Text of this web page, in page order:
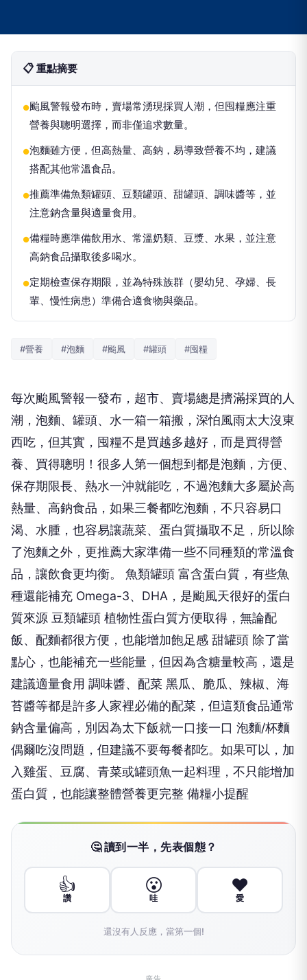
📋 重點摘要
●颱風警報發布時，賣場常湧現採買人潮，但囤糧應注重
營養與聰明選擇，而非僅追求數量。
●泡麵雖方便，但高熱量、高鈉，易導致營養不均，建議
搭配其他常溫食品。
●推薦準備魚類罐頭、豆類罐頭、甜罐頭、調味醬等，並
注意鈉含量與適量食用。
●備糧時應準備飲用水、常溫奶類、豆漿、水果，並注意
高鈉食品攝取後多喝水。
●定期檢查保存期限，並為特殊族群（嬰幼兒、孕婦、長
輩、慢性病患）準備合適食物與藥品。
#營養 #泡麵 #颱風 #罐頭 #囤糧
每次颱風警報一發布，超市、賣場總是擠滿採買的人
潮，泡麵、罐頭、水一箱一箱搬，深怕風雨太大沒東
西吃，但其實，囤糧不是買越多越好，而是買得營
養、買得聰明！很多人第一個想到都是泡麵，方便、
保存期限長、熱水一沖就能吃，不過泡麵大多屬於高
熱量、高鈉食品，如果三餐都吃泡麵，不只容易口
渴、水腫，也容易讓蔬菜、蛋白質攝取不足，所以除
了泡麵之外，更推薦大家準備一些不同種類的常溫食
品，讓飲食更均衡。 魚類罐頭 富含蛋白質，有些魚
種還能補充 Omega-3、DHA，是颱風天很好的蛋白
質來源 豆類罐頭 植物性蛋白質方便取得，無論配
飯、配麵都很方便，也能增加飽足感 甜罐頭 除了當
點心，也能補充一些能量，但因為含糖量較高，還是
建議適量食用 調味醬、配菜 黑瓜、脆瓜、辣椒、海
苔醬等都是許多人家裡必備的配菜，但這類食品通常
鈉含量偏高，別因為太下飯就一口接一口 泡麵/杯麵
偶爾吃沒問題，但建議不要每餐都吃。如果可以，加
入雞蛋、豆腐、青菜或罐頭魚一起料理，不只能增加
蛋白質，也能讓整體營養更完整 備糧小提醒
🤔 讀到一半，先表個態？
👍
讚
😮
哇
❤️
愛
還沒有人反應，當第一個!